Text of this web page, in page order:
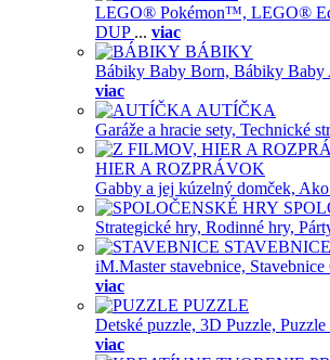
LEGO® Pokémon™, LEGO®
DUP ... viac
BÁBIKY
Bábiky Baby Born, Bábiky Baby
viac
AUTÍČKA
Garáže a hracie sety, Technické
HIER A ROZPRÁVOK
Gabby a jej kúzelný domček,
Strategické hry, Rodinné hry,
STAVEBNICE
iM.Master stavebnice,
viac
PUZZLE
Detské puzzle, 3D Puzzle, Puzzle
viac